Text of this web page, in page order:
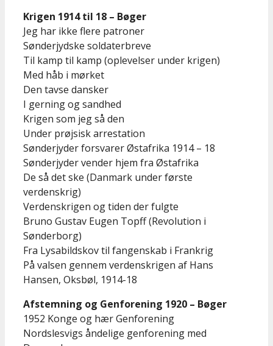
Krigen 1914 til 18 – Bøger
Jeg har ikke flere patroner
Sønderjydske soldaterbreve
Til kamp til kamp (oplevelser under krigen)
Med håb i mørket
Den tavse dansker
I gerning og sandhed
Krigen som jeg så den
Under prøjsisk arrestation
Sønderjyder forsvarer Østafrika 1914 – 18
Sønderjyder vender hjem fra Østafrika
De så det ske (Danmark under første
verdenskrig)
Verdenskrigen og tiden der fulgte
Bruno Gustav Eugen Topff (Revolution i
Sønderborg)
Fra Lysabildskov til fangenskab i Frankrig
På valsen gennem verdenskrigen af Hans
Hansen, Oksbøl, 1914-18
Afstemning og Genforening 1920 – Bøger
1952 Konge og hær Genforening
Nordslesvigs åndelige genforening med